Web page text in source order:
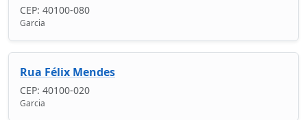
CEP: 40100-080
Garcia
Rua Félix Mendes
CEP: 40100-020
Garcia